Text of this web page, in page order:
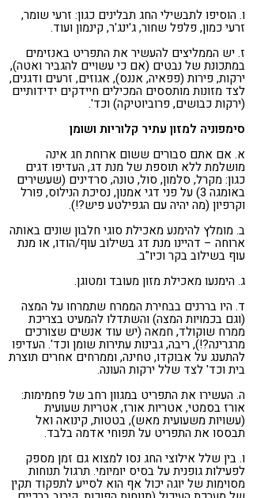
ו. הוסיפו לתבשילי החג תבלינים כגון: זרעי שומר,
זרעי כמון, פלפל שחור, ג'ינג'ר, קינמון ועוד.
ז. יש הממליצים להעשיר את התפריט באנזימים
במתכונת של נבטים (אם כי עשויים להגביר ואטה),
ירקות, פירות (פפאיה, אננס), אגוזים, זרעים ודגנים,
לצד מזונות מותססים המכילים חיידקים ידידותיים
(ירקות כבושים, פרוביוטיקה) וכד'.
סימפוניה למזון עתיר קלוריות ושומן
א. אם אתם סבורים ששום ארוחת חג אינה
מושלמת ללא תוספת של מנת דג, העדיפו דגים
כגון: מקרל, סלמון, סול, טונה, סרדינים (שעשירים
באומגה 3) על פני דגי אמנון, נסיכת הנילוס, פורל
וקרפיון (מה יהיה עם הגפילטע פיש?!).
ב. מומלץ להימנע מאכילת סוגי חלבון שונים באותה
ארוחה – דהיינו מנת דג בשילוב עוף/הודו, או מנת
עוף בשילוב בקר וכיו"ב.
ג. הימנעו מאכילת מזון מעובד ומטוגן.
ד. היו בררנים בבחירת הממרח שתמרחו על המצה
(וגם בכמויות המצה) והשתדלו להמעיט בצריכת
ממרח שוקולד, חמאה (יש עוד אנשים שצורכים
מרגרינה?!), ריבה, גבינות עתירות שומן וכד'. העדיפו
להתענג על אבוקדו, טחינה, וממרחים אחרים תוצרת
בית וכד' לצד שלל ירקות העונה.
ה. העשירו את התפריט במגוון רחב של פחמימות:
אורז בסמטי, אטריות אורז, אטריות שעועית
(עשויות משעועית מאש), בטטות, קינואה ואל
תבססו את התפריט על תפוחי אדמה בלבד.
ו. בין שלל אילוצי החג נסו למצוא גם זמן מספק
לפעילות גופנית על בסיס יומיומי. תרגול תנוחות
מסוימות של יוגה יכול אף הוא לסייע לתפקוד תקין